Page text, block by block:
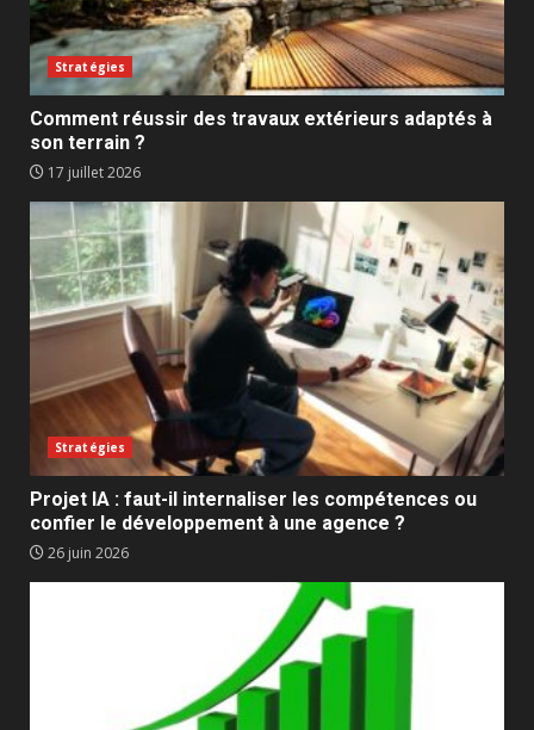
Stratégies
Comment réussir des travaux extérieurs adaptés à
son terrain ?
17 juillet 2026
Stratégies
Projet IA : faut-il internaliser les compétences ou
confier le développement à une agence ?
26 juin 2026